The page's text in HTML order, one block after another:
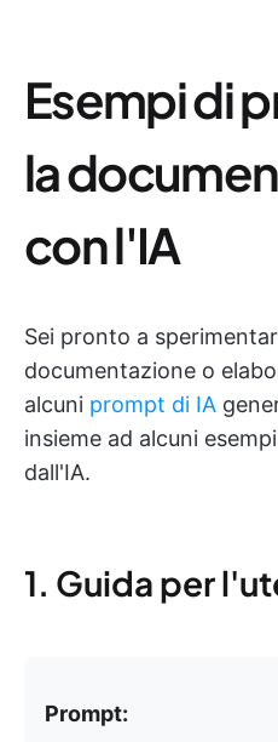
Esempi di
la
con l'IA
Sei pronto a
documentazione o
alcuni prompt di IA
insieme ad alcuni
dall'IA.
1. Guida per
Prompt: